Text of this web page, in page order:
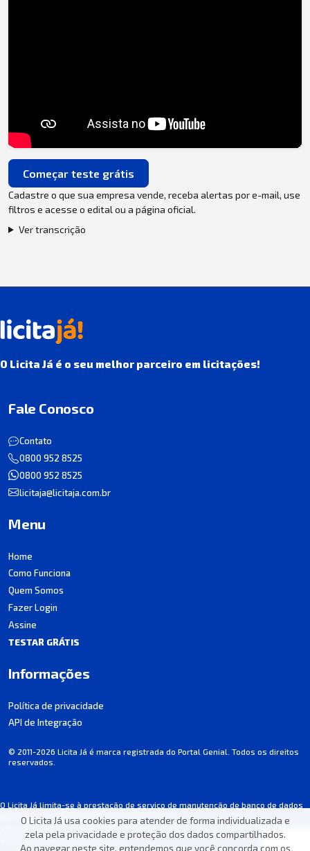
O Licita Já usa cookies para atender de forma individualizada e
zela pela privacidade e proteção dos dados compartilhados.
Ao navegar neste site, entendemos que você concorda com os
Começar teste grátis
Cadastre o que sua empresa vende, receba alertas por e-mail, use
filtros e acesse o edital ou a página oficial.
Ver transcrição
O Licita Já é o seu melhor parceiro em licitações!
O Licita Já limita-se à prestação de serviço de manutenção de banco de dados
de licitações, não participando dos processos.
Algumas informações podem apresentar incorreções involuntárias. Consulte
sempre o edital de cada licitação.
Fale Conosco
Contato
0800 952 8525
0800 952 8525
licitaja@licitaja.com.br
Menu
Home
Como Funciona
Quem Somos
Fazer Login
Assine
TESTAR GRÁTIS
Informações
Política de privacidade
API de Integração
© 2011-2026 Licita Já é marca registrada do Portal Genial. Todos os direitos
reservados.